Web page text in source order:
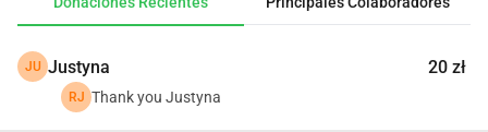
ser fácilmente producido en masa. Este proyecto no solo
para el crecimiento personal y profesional. Estoy
comprometido a aprender, mejorar mis habilidades y
JU Justyna 20 zł
RJ Thank you Justyna